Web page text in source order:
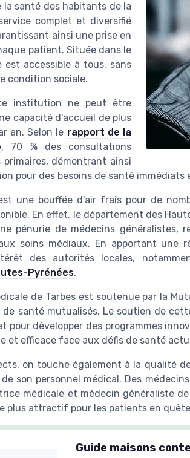
la santé des habitants de la
complet et diversifié
ainsi une prise en
patient. Située dans le
est accessible à tous, sans
condition sociale.
institution ne peut être
capacité d'accueil de plus
an. Selon le rapport de la
, 70 % des consultations
démontrant ainsi
pour des besoins de santé immédiats
une bouffée d'air frais pour de
En effet, le département des
pénurie de médecins généralistes,
soins médiaux. En apportant une
des autorités locales,
Pyrénées.
de Tarbes est soutenue par la
de santé mutualisés. Le soutien de
pour développer des programmes
et efficace face aux défis de santé
on touche également à la qualité
son personnel médical. Des
médicale et médecin généraliste
plus attractif pour les patients en
Guide maisons